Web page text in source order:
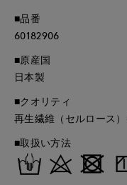
■品番
60182906
■原産国
日本製
■クオリティ
再生繊維（セルロース
■取扱い方法